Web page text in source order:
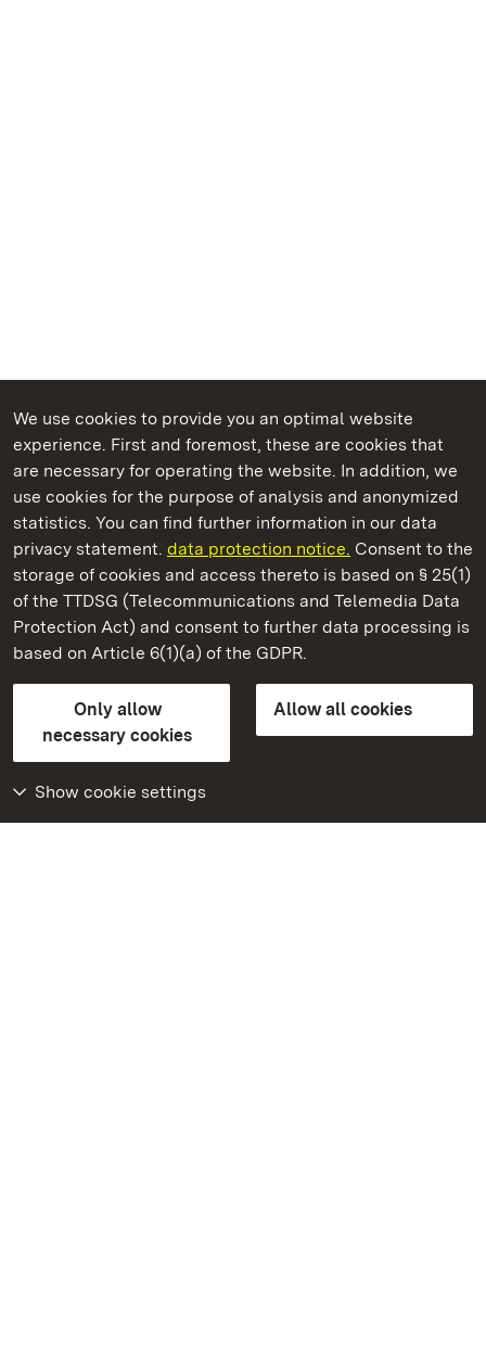
We use cookies to provide you an optimal website
experience. First and foremost, these are cookies that
are necessary for operating the website. In addition, we
use cookies for the purpose of analysis and anonymized
statistics. You can find further information in our data
privacy statement. data protection notice. Consent to the
storage of cookies and access thereto is based on § 25(1)
of the TTDSG (Telecommunications and Telemedia Data
Protection Act) and consent to further data processing is
based on Article 6(1)(a) of the GDPR.
Only allow
necessary cookies
Allow all cookies
Show cookie settings
State Palaces and Gardens of Baden-Wuerttemberg
Alt-Eberstein Castle
State Palaces and Gardens of Baden-Wuerttemberg
FAQMasthead Data protection
Declaration on barrier-free access
BITV-konform (geprüfte Seiten)